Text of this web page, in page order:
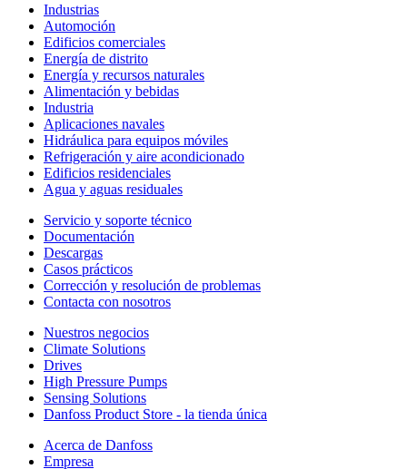
Industrias
Automoción
Edificios comerciales
Energía de distrito
Energía y recursos naturales
Alimentación y bebidas
Industria
Aplicaciones navales
Hidráulica para equipos móviles
Refrigeración y aire acondicionado
Edificios residenciales
Agua y aguas residuales
Servicio y soporte técnico
Documentación
Descargas
Casos prácticos
Corrección y resolución de problemas
Contacta con nosotros
Nuestros negocios
Climate Solutions
Drives
High Pressure Pumps
Sensing Solutions
Danfoss Product Store - la tienda única
Acerca de Danfoss
Empresa